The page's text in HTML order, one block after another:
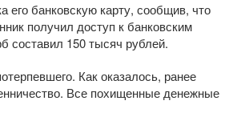
его банковскую карту, сообщив, что
получил доступ к банковским
составил 150 тысяч рублей.
Как оказалось, ранее
Все похищенные денежные